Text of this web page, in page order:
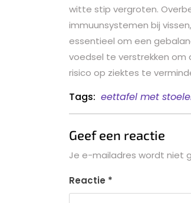
witte stip vergroten.
immuunsystemen bij
essentieel om een
voedsel te verstrekken om
risico op ziektes te
Tags: eettafel met
Geef een reactie
Je e-mailadres wordt niet
Reactie *